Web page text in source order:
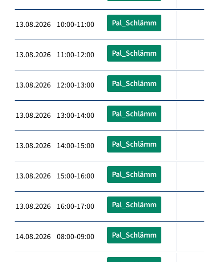
13.08.2026 10:00-11:00 Pal_Schlämm
13.08.2026 11:00-12:00 Pal_Schlämm
13.08.2026 12:00-13:00 Pal_Schlämm
13.08.2026 13:00-14:00 Pal_Schlämm
13.08.2026 14:00-15:00 Pal_Schlämm
13.08.2026 15:00-16:00 Pal_Schlämm
13.08.2026 16:00-17:00 Pal_Schlämm
14.08.2026 08:00-09:00 Pal_Schlämm